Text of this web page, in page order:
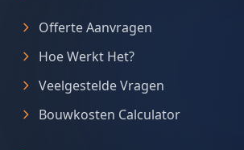
Offerte Aanvragen
Hoe Werkt Het?
Veelgestelde Vragen
Bouwkosten Calculator